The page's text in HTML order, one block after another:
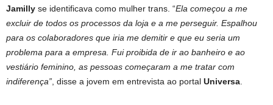
Jamilly se identificava como mulher trans. “Ela começou a me
excluir de todos os processos da loja e a me perseguir. Espalhou
para os colaboradores que iria me demitir e que eu seria um
problema para a empresa. Fui proibida de ir ao banheiro e ao
vestiário feminino, as pessoas começaram a me tratar com
indiferença” , disse a jovem em entrevista ao portal Universa